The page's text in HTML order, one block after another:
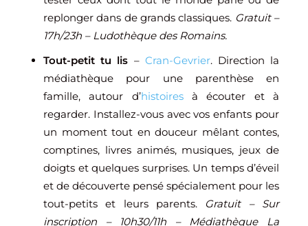
replonger dans de grands classiques. Gratuit –
17h/23h – Ludothèque des Romains.
Tout-petit tu lis – Cran-Gevrier. Direction la
médiathèque pour une parenthèse en
famille, autour d’histoiresà écouter et à
regarder. Installez-vous avec vos enfants pour
un moment tout en douceur mêlant contes,
comptines, livres animés, musiques, jeux de
doigts et quelques surprises. Un temps d’éveil
et de découverte pensé spécialement pour les
tout-petits et leurs parents. Gratuit – Sur
inscription – 10h30/11h – Médiathèque La